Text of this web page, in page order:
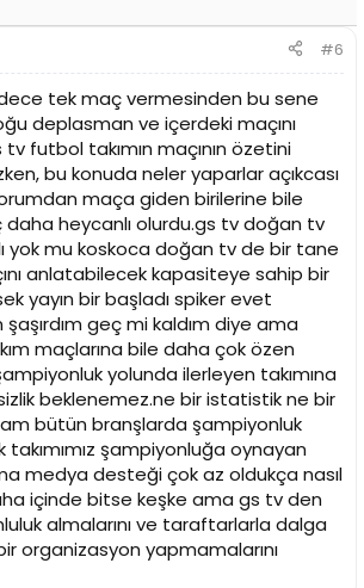
#6
tek maç vermesinden bu sene
deplasman ve içerdeki maçını
futbol takımın maçının özetini
bu konuda neler yaparlar açıkcası
maça giden birilerine bile
heycanlı olurdu.gs tv doğan tv
yok mu koskoca doğan tv de bir tane
anlatabilecek kapasiteye sahip bir
yayın bir başladı spiker evet
geç mi kaldım diye ama
maçlarına bile daha çok özen
yolunda ilerleyen takımına
beklenemez.ne bir istatistik ne bir
bütün branşlarda şampiyonluk
şampiyonluğa oynayan
medya desteği çok az oldukça nasıl
içinde bitse keşke ama gs tv den
almalarını ve taraftarlarla dalga
organizasyon yapmamalarını